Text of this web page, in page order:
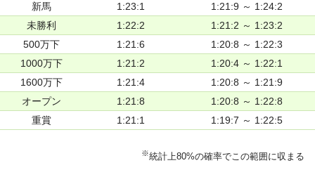
新馬 1:23:1
1:21:9 ～ 1:24:2
未勝利
1:22:2
1:21:2 ～ 1:23:2
500万下
1:21:6
1:20:8 ～ 1:22:3
1000万下
1:21:2
1:20:4 ～ 1:22:1
1600万下
1:21:4
1:20:8 ～ 1:21:9
オープン
1:21:8
1:20:8 ～ 1:22:8
重賞
1:21:1 1:19:7 ～ 1:22:5
※統計上80%の確率でこの範囲に収まる